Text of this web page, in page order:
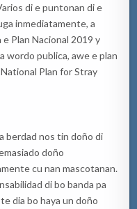
di e puntonan di e
inmediatamente, a
e Plan Nacional 2019 y
wordo publica, awe e plan
Plan for Stray
berdad nos tin doño di
doño
cu nan mascotanan.
di bo banda pa
dia bo haya un doño